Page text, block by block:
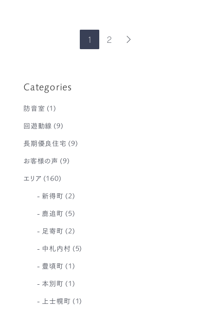
1 2
次
Categories
防音室 (1)
回遊動線 (9)
長期優良住宅 (9)
お客様の声 (9)
エリア (160)
新得町 (2)
鹿追町 (5)
足寄町 (2)
中札内村 (5)
豊頃町 (1)
本別町 (1)
上士幌町 (1)